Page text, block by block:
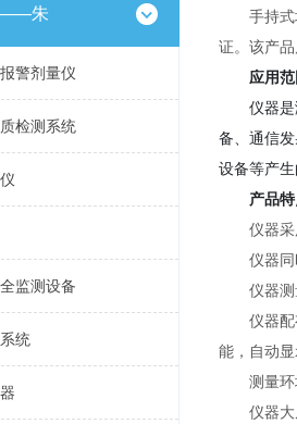
——朱
警剂量仪
检测系统
监测设备
统
手持式
证。该产
应用范
仪器是测
备、通信
设备等产
产品特
仪器采用
仪器同
仪器测
仪器配
能，自动
测量环境
仪器大屏